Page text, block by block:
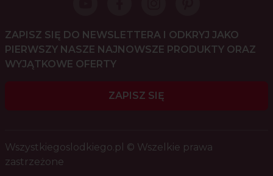
ZAPISZ SIĘ DO NEWSLETTERA I ODKRYJ JAKO
PIERWSZY NASZE NAJNOWSZE PRODUKTY ORAZ
WYJĄTKOWE OFERTY
ZAPISZ SIĘ
Wszystkiegoslodkiego.pl © Wszelkie prawa
zastrzeżone